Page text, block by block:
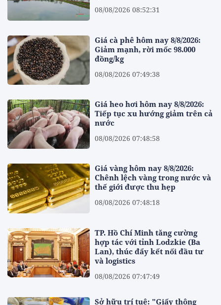
08/08/2026 08:52:31
Giá cà phê hôm nay 8/8/2026:
Giảm mạnh, rời mốc 98.000
đồng/kg
08/08/2026 07:49:38
Giá heo hơi hôm nay 8/8/2026:
Tiếp tục xu hướng giảm trên cả
nước
08/08/2026 07:48:58
Giá vàng hôm nay 8/8/2026:
Chênh lệch vàng trong nước và
thế giới được thu hẹp
08/08/2026 07:48:18
TP. Hồ Chí Minh tăng cường
hợp tác với tỉnh Lodzkie (Ba
Lan), thúc đẩy kết nối đầu tư
và logistics
08/08/2026 07:47:49
Sở hữu trí tuệ: "Giấy thông